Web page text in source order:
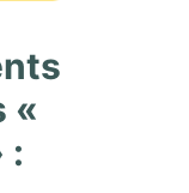
«
: